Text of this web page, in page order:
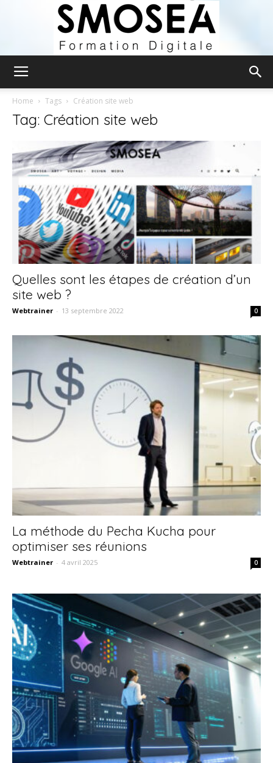
Home Tags Création site web
Tag: Création site web
Quelles sont les étapes de création d’un
site web ?
Webtrainer - 13 septembre 2022 0
La méthode du Pecha Kucha pour
optimiser ses réunions
Webtrainer - 4 avril 2025 0